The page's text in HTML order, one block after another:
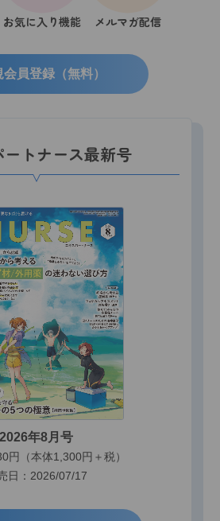
お気に入り機能 メルマガ配信
会員登録（無料）
トナース最新号
2026年8月号
円（本体1,300円＋税）
日：2026/07/17